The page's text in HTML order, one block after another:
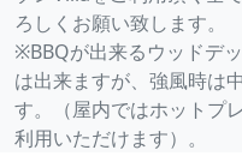
ろしくお願い致します。
※BBQが出来るウッドデ
は出来ますが、強風時は
す。（屋内ではホットプ
利用いただけます）。